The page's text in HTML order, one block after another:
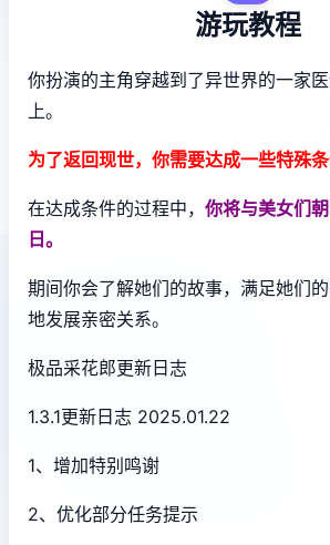
游玩教程
你扮演的主角穿越到了异世界的一家
上。
为了返回现世，你需要达成一些特殊条
在达成条件的过程中， 你将与美女们
日。
期间你会了解她们的故事，满足她们
地发展亲密关系。
极品采花郎更新日志
1.3.1更新日志 2025.01.22
1、增加特别鸣谢
2、优化部分任务提示